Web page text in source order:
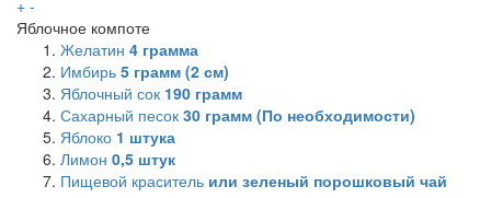
+ -
Яблочное компоте
Желатин 4 грамма
Имбирь 5 грамм (2 см)
Яблочный сок 190 грамм
Сахарный песок 30 грамм (По необходимости)
Яблоко 1 штука
Лимон 0,5 штук
Пищевой краситель или зеленый порошковый чай